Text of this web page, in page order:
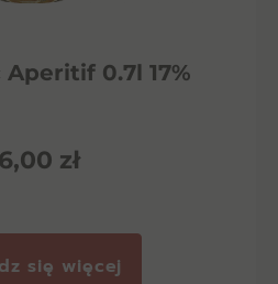
0.7l 17%
zł
się więcej